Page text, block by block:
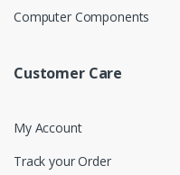
Computer Components
Customer Care
My Account
Track your Order